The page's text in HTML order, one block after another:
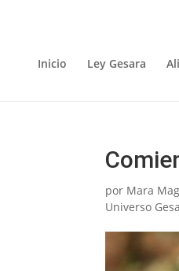
Inicio Ley Gesara
por Mara
Universo